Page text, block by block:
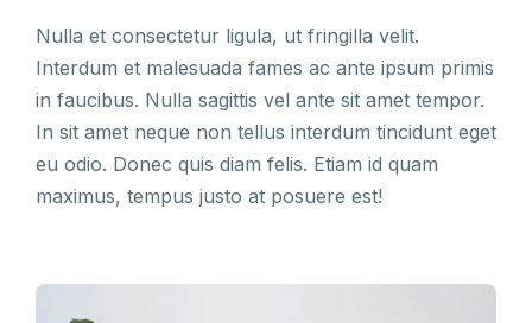
Nulla et consectetur ligula, ut fringilla velit.
Interdum et malesuada fames ac ante ipsum primis
in faucibus. Nulla sagittis vel ante sit amet tempor.
In sit amet neque non tellus interdum tincidunt eget
eu odio. Donec quis diam felis. Etiam id quam
maximus, tempus justo at posuere est!